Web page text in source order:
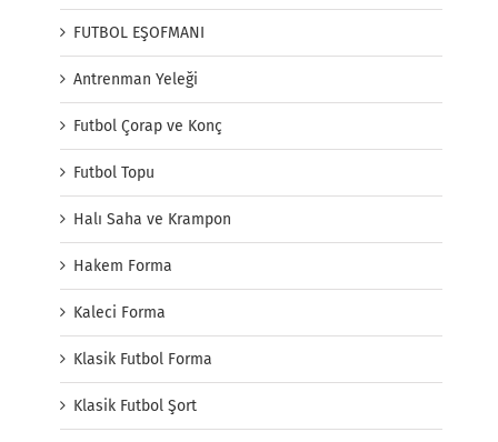
FUTBOL EŞOFMANI
Antrenman Yeleği
Futbol Çorap ve Konç
Futbol Topu
Halı Saha ve Krampon
Hakem Forma
Kaleci Forma
Klasik Futbol Forma
Klasik Futbol Şort